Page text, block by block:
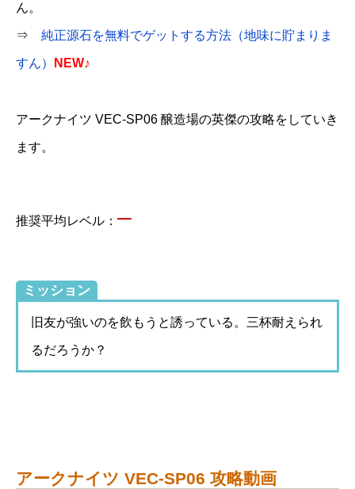
ん。
⇒ 純正源石を無料でゲットする方法（地味に貯まりま
すん） NEW♪
アークナイツ VEC-SP06 醸造場の英傑の攻略をしていき
ます。
推奨平均レベル： –
ミッション
旧友が強いのを飲もうと誘っている。三杯耐えられ
るだろうか？
アークナイツ VEC-SP06 攻略動画